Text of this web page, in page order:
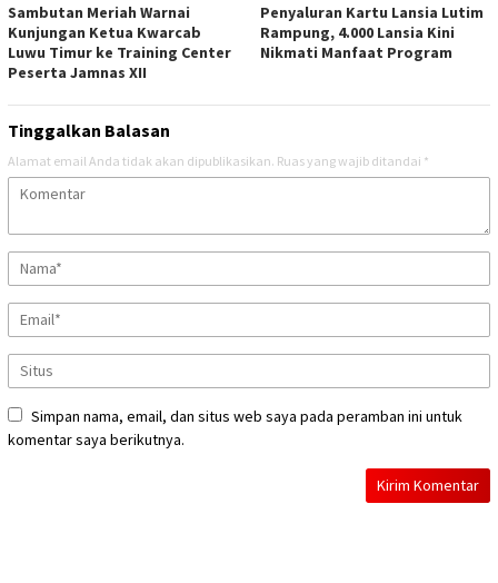
Sambutan Meriah Warnai
Kunjungan Ketua Kwarcab
Luwu Timur ke Training Center
Peserta Jamnas XII
Penyaluran Kartu Lansia Lutim
Rampung, 4.000 Lansia Kini
Nikmati Manfaat Program
Tinggalkan Balasan
Alamat email Anda tidak akan dipublikasikan. Ruas yang wajib ditandai *
Simpan nama, email, dan situs web saya pada peramban ini untuk
komentar saya berikutnya.